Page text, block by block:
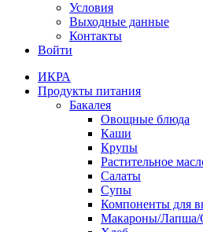
Условия
Выходные данные
Контакты
Войти
ИКРА
Продукты питания
Бакалея
Овощные блюда
Каши
Крупы
Растительное
Салаты
Супы
Компоненты для
Макароны/Лапша/